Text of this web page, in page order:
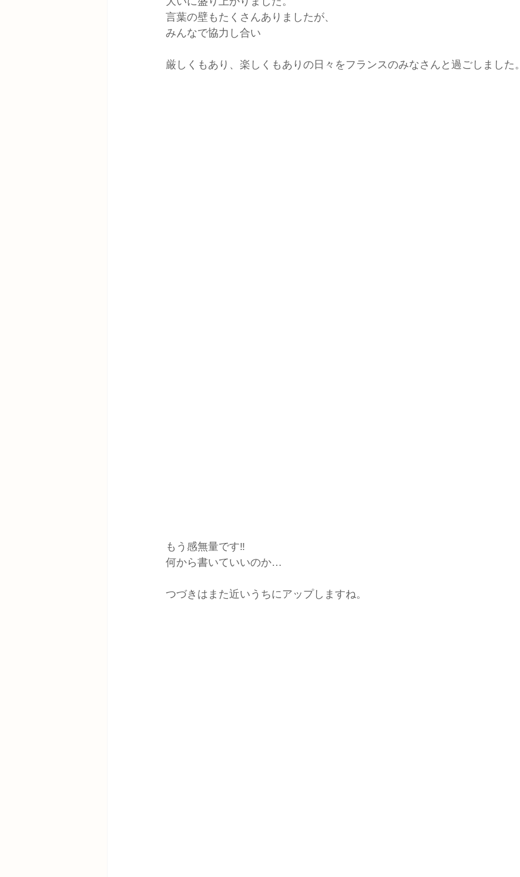
言葉の壁もたくさんありましたが、
みんなで協力し合い
厳しくもあり、楽しくもありの日々をフランスのみなさんと過ごしました。
もう感無量です‼️
何から書いていいのか…
つづきはまた近いうちにアップしますね。